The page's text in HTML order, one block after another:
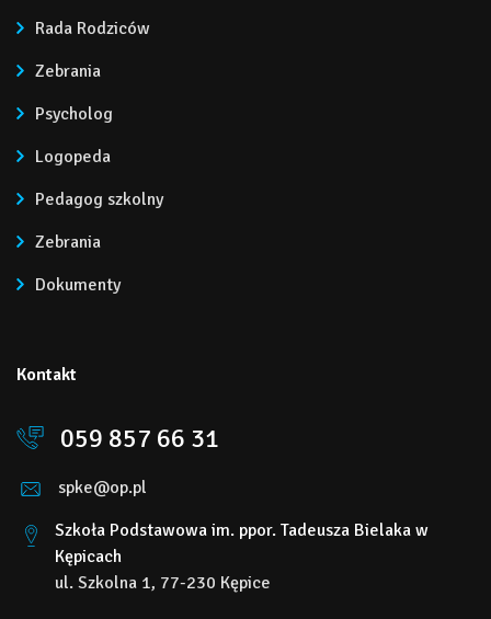
Rada Rodziców
Zebrania
Psycholog
Logopeda
Pedagog szkolny
Zebrania
Dokumenty
Kontakt
059 857 66 31
spke@op.pl
Szkoła Podstawowa im. ppor. Tadeusza Bielaka w
Kępicach
ul. Szkolna 1, 77-230 Kępice